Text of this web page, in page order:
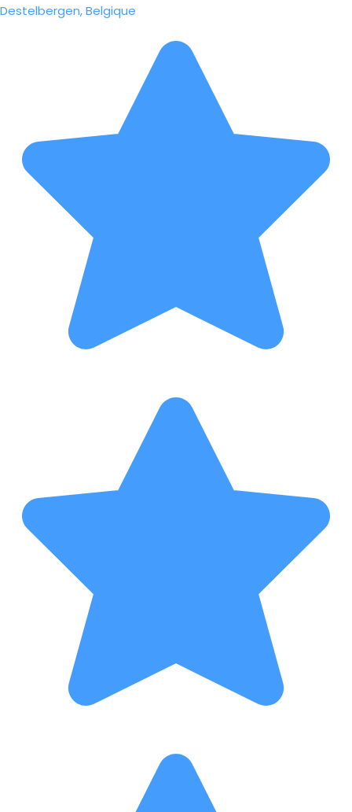
Destelbergen, Belgique